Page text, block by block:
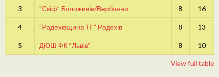
3 “Скіф” Боложинів/Вербляни 8 16
4 “Радехівщина ТГ” Радехів 8 13
5 ДЮШ ФК “Львів” 8 10
View full table